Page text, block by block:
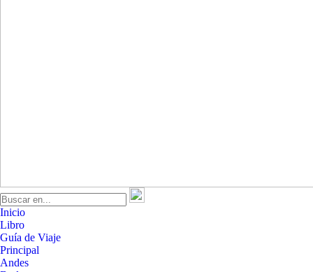
Inicio
Libro
Guía de Viaje
Principal
Andes